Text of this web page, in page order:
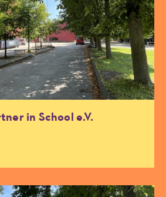
in School e.V.